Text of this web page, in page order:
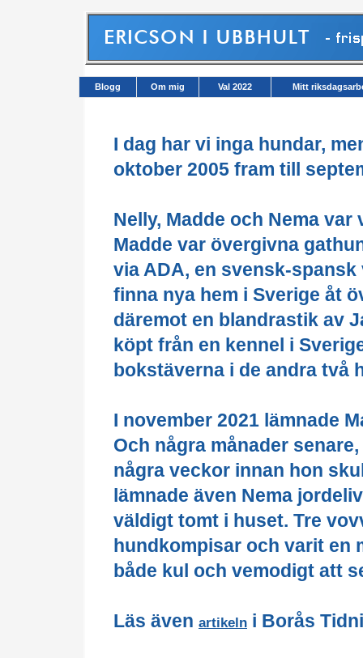
I dag har vi inga hundar,
oktober 2005 fram till
Nelly, Madde och Nema
Madde var övergivna
via ADA, en svensk-
finna nya hem i Sverige åt
däremot en blandrastik av
köpt från en kennel i
bokstäverna i de andra två
I november 2021 lämnade
Och några månader
några veckor innan hon
lämnade även Nema
väldigt tomt i huset. Tre
hundkompisar och varit en
både kul och vemodigt att
Läs även artikeln i Borås
Blogg Om mig Val 2022 Mitt